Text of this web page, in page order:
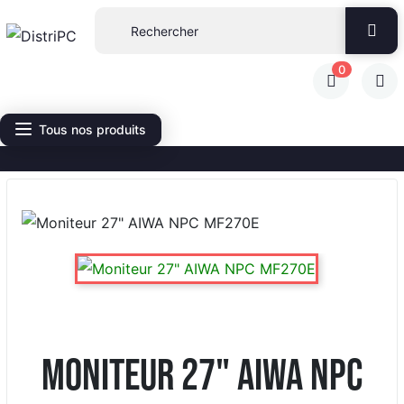
0
Tous nos produits
Moniteur 27" AIWA NPC